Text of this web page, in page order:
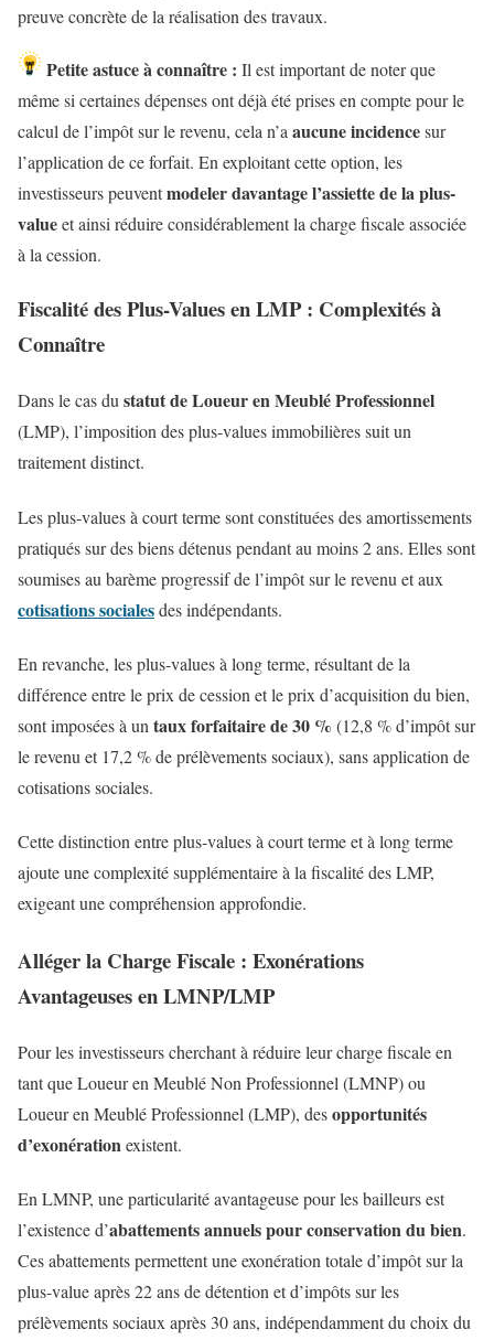
preuve concrète de la réalisation des travaux.
Petite astuce à connaître : Il est important de noter que
même si certaines dépenses ont déjà été prises en compte pour le
calcul de l’impôt sur le revenu, cela n’aaucune incidencesur
l’application de ce forfait. En exploitant cette option, les
investisseurs peuventmodeler davantage l’assiettede la plus-
valueet ainsi réduire considérablement la charge fiscale associée
à la cession.
Fiscalité des Plus-Values en LMP : Complexités à
Connaître
Dans le cas dustatut de Loueur en Meublé Professionnel
(LMP), l’imposition des plus-values immobilières suit un
traitement distinct.
Les plus-values à court terme sont constituées des amortissements
pratiqués sur des biens détenus pendant au moins 2 ans. Elles sont
soumises au barème progressif de l’impôt sur le revenu et aux
cotisations socialesdes indépendants.
En revanche, les plus-values à long terme, résultant de la
différence entre le prix de cession et le prix d’acquisition du bien,
sont imposées à un taux forfaitaire de 30 % (12,8 % d’impôt sur
le revenu et 17,2 % de prélèvements sociaux), sans application de
cotisations sociales.
Cette distinction entre plus-values à court terme et à long terme
ajoute une complexité supplémentaire à la fiscalité des LMP,
exigeant une compréhension approfondie.
Alléger la Charge Fiscale : Exonérations
Avantageuses en LMNP/LMP
Pour les investisseurs cherchant à réduire leur charge fiscale en
tant que Loueur en Meublé Non Professionnel (LMNP) ou
Loueur en Meublé Professionnel (LMP), desopportunités
d’exonérationexistent.
En LMNP, une particularité avantageuse pour les bailleurs est
l’existence d’abattements annuels pour conservation du bien.
Ces abattements permettent une exonération totale d’impôt sur la
plus-value après 22 ans de détention et d’impôts sur les
prélèvements sociaux après 30 ans, indépendamment du choix du